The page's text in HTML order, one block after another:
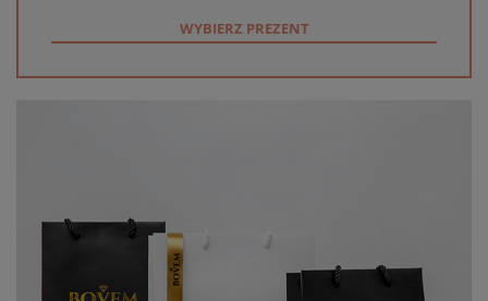
WYBIERZ PREZENT